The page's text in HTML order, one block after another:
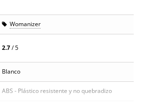
Womanizer
2.7/ 5
Blanco
ABS - Plástico resistente y no quebradizo